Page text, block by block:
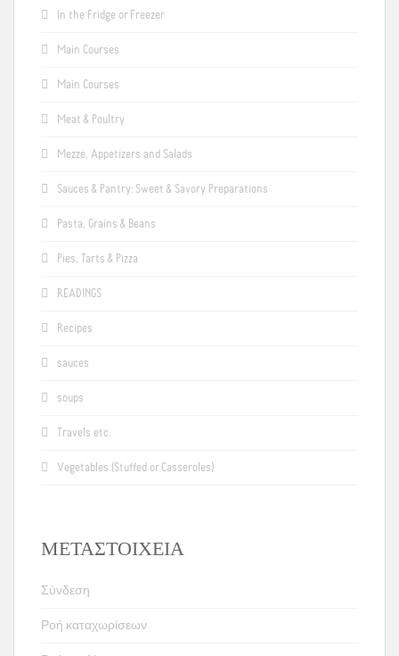
In the Fridge or Freezer
Main Courses
Main Courses
Meat & Poultry
Mezze, Appetizers and Salads
Sauces & Pantry: Sweet & Savory Preparations
Pasta, Grains & Beans
Pies, Tarts & Pizza
READINGS
Recipes
sauces
soups
Travels etc.
Vegetables (Stuffed or Casseroles)
ΜΕΤΑΣΤΟΙΧΕΊΑ
Σύνδεση
Ροή καταχωρίσεων